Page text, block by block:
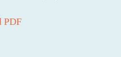
PDF